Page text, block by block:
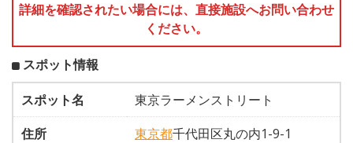
詳細を確認されたい場合には、直接施設へお問い合わせ
ください。
スポット情報
スポット名
東京ラーメンストリート
住所
東京都千代田区丸の内1-9-1